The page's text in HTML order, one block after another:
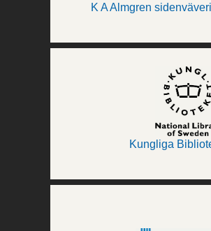
K A Almgren
Kungliga